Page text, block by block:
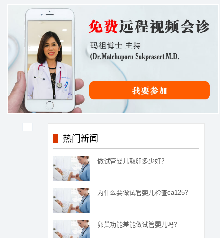
热门新闻
做试管婴儿取卵多少好？
为什么要做试管婴儿检查ca125？
卵巢功能差能做试管婴儿吗？